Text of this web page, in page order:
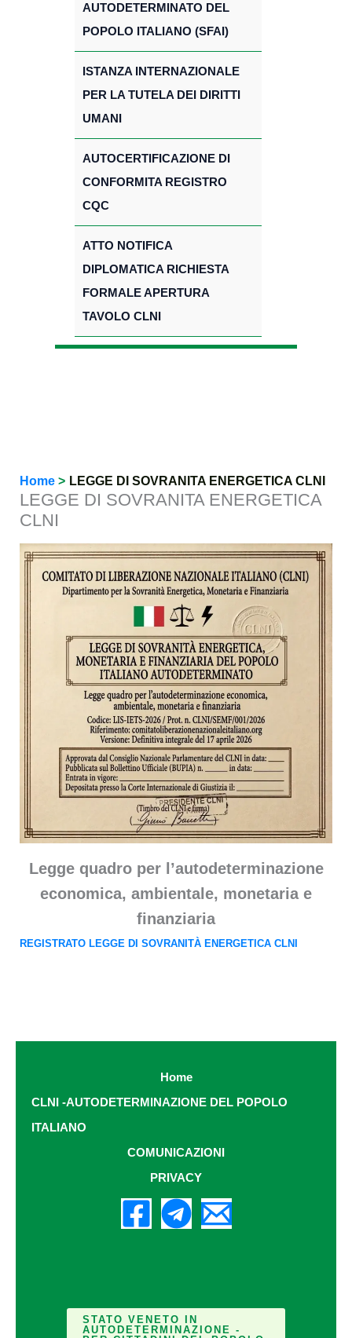
AUTODETERMINATO DEL
POPOLO ITALIANO (SFAI)
ISTANZA INTERNAZIONALE
PER LA TUTELA DEI DIRITTI
UMANI
AUTOCERTIFICAZIONE DI
CONFORMITA REGISTRO
CQC
ATTO NOTIFICA
DIPLOMATICA RICHIESTA
FORMALE APERTURA
TAVOLO CLNI
Home LEGGE DI SOVRANITA ENERGETICA CLNI
LEGGE DI SOVRANITA ENERGETICA
CLNI
Legge quadro per l’autodeterminazione
economica, ambientale, monetaria e
finanziaria
REGISTRATO LEGGE DI SOVRANITÀ ENERGETICA CLNI
Home
CLNI -AUTODETERMINAZIONE DEL POPOLO
ITALIANO
COMUNICAZIONI
PRIVACY
STATO VENETO IN
AUTODETERMINAZIONE -